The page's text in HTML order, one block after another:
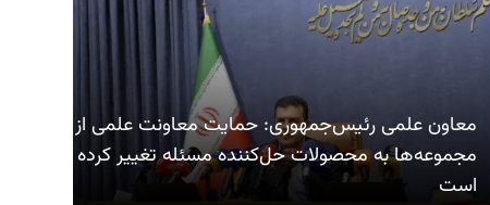
معاون علمی رئیس‌جمهوری: حمایت معاونت علمی از
مجموعه‌ها به محصولات حل‌کننده مسئله تغییر کرده
است